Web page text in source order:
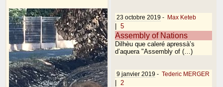
23 octobre 2019 - Max Keteb
5
Assembly of Nations
Dilhèu que caleré apressà’s
d’aquera "Assembly of (…)
9 janvier 2019 - Tederic MERGER
2